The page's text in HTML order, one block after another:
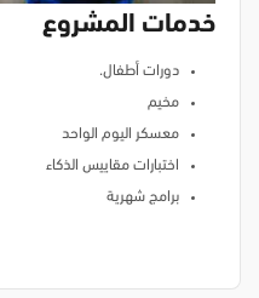
خدمات المشروع
دورات أطفال.
مخيم
معسكر اليوم الواحد
اختبارات مقاييس الذكاء
برامج شهرية